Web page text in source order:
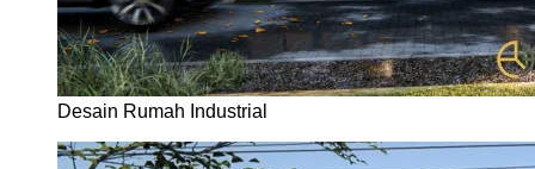
Desain Rumah Industrial